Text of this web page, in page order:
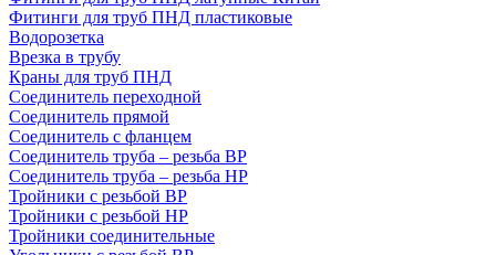
Фитинги для труб ПНД пластиковые
Водорозетка
Врезка в трубу
Краны для труб ПНД
Соединитель переходной
Соединитель прямой
Соединитель с фланцем
Соединитель труба – резьба ВР
Соединитель труба – резьба НР
Тройники с резьбой ВР
Тройники с резьбой НР
Тройники соединительные